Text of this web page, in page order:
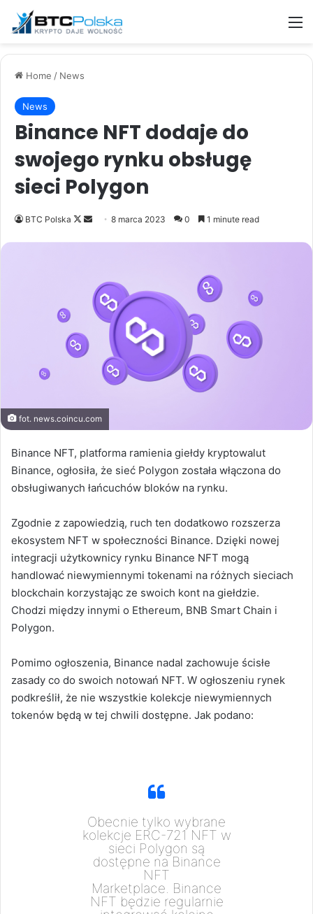
Home / News
News
Binance NFT dodaje do
swojego rynku obsługę
sieci Polygon
BTC Polska
Follow
Send8 marca 2023 0 1 minute read
fot. news.coincu.com
Binance NFT, platforma ramienia giełdy kryptowalut
Binance, ogłosiła, że sieć Polygon została włączona do
obsługiwanych łańcuchów bloków na rynku.
Zgodnie z zapowiedzią, ruch ten dodatkowo rozszerza
ekosystem NFT w społeczności Binance. Dzięki nowej
integracji użytkownicy rynku Binance NFT mogą
handlować niewymiennymi tokenami na różnych sieciach
blockchain korzystając ze swoich kont na giełdzie.
Chodzi między innymi o Ethereum, BNB Smart Chain i
Polygon.
Pomimo ogłoszenia, Binance nadal zachowuje ścisłe
zasady co do swoich notowań NFT. W ogłoszeniu rynek
podkreślił, że nie wszystkie kolekcje niewymiennych
tokenów będą w tej chwili dostępne. Jak podano:
Obecnie tylko wybrane
kolekcje ERC-721 NFT w
sieci Polygon są
dostępne na Binance
NFT
Marketplace. Binance
NFT będzie regularnie